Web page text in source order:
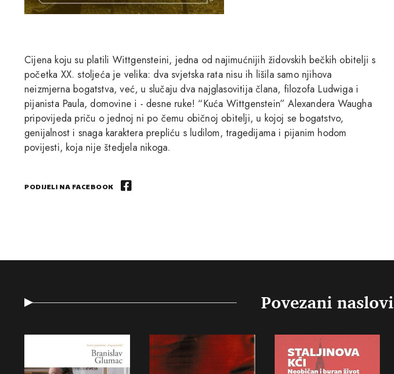
Cijena koju su platili Wittgensteini, jedna od najimućnijih židovskih bečkih obitelji s
početka XX. stoljeća je velika: dva svjetska rata nisu ih lišila samo njihova
neizmjerna bogatstva, već, u slučaju dva najglasovitija člana, filozofa Ludwiga i
pijanista Paula, domovine i - desne ruke! “Kuća Wittgenstein” Alexandera Waugha
pripovijeda priču o jednoj ni po čemu običnoj obitelji, u kojoj se bogatstvo,
genijalnost i snaga karaktera prepliću s ludilom, tragedijama i pijanim hodom
povijesti, koja nije štedjela nikoga.
PODIJELI NA FACEBOOK
Povezani naslovi